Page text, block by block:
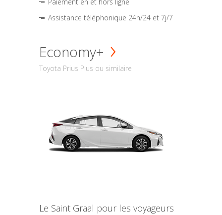
Assistance téléphonique 24h/24 et 7j/7
Economy+
Toyota Prius Plus ou similaire
Le Saint Graal pour les voyageurs